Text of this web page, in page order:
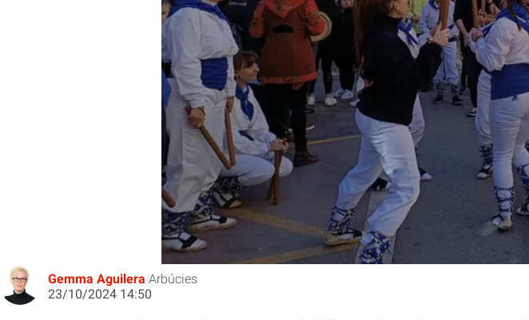
Tot a punt per a la 40a festa del Flabiol d'Arbúcies
Gemma Aguilera Arbúcies
23/10/2024 14:50